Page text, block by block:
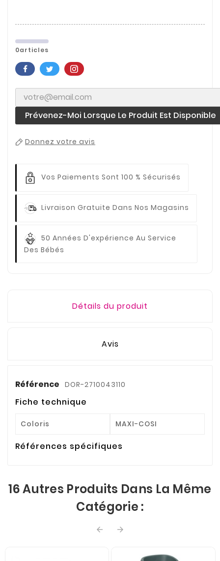
0articles
Prévenez-Moi Lorsque Le Produit Est Disponible
Donnez votre avis
Vos Paiements Sont 100 % Sécurisés
Livraison Gratuite Dans Nos Magasins
50 Années D'expérience Au Service
Des Bébés
Détails du produit
Avis
Référence DOR-2710043110
Fiche technique
Coloris MAXI-COSI
Références spécifiques
16 Autres Produits Dans La Même
Catégorie :
 